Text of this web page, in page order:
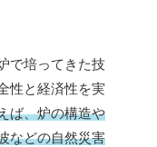
で培ってきた技
性と経済性を実
ば、炉の構造や
などの自然災害